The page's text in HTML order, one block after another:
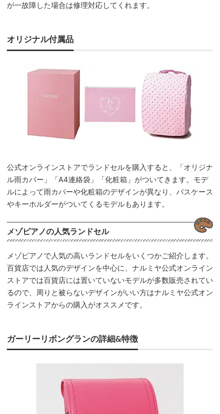
が一故障した場合は修理対応してくれます。
オリジナル付属品
公式オンラインストアでランドセルを購入すると、「オリジナ
ル雨カバー」「A4連絡袋」「化粧箱」がついてきます。モデ
ルによって雨カバーや化粧箱のデザインが異なり、パスケース
やキーホルダーがついてくるモデルもあります。
メゾピアノの人気ランドセル
メゾピアノで人気の高いランドセルをいくつかご紹介します。
百貨店では人気のデザインを中心に、ナルミヤ公式オンライン
ストアでは百貨店には置いていないモデルが多数販売されてい
るので、周りと被らないデザインがいい方はナルミヤ公式オン
ラインストアからの購入がオススメです。
ガーリーリボングランの詳細&特徴